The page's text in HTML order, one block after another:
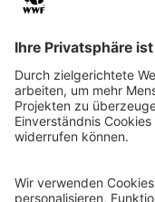
WWF Deutschland
Reinhardtstr. 18
10117 Berlin
Ihre Spende kann